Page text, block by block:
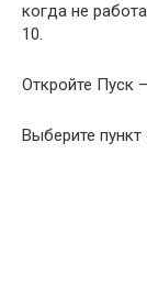
когда не
10.
Откройте Пуск
Выберите